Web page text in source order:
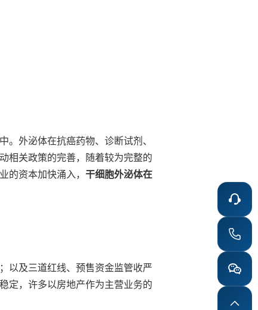
。外泌体在抗癌药物、诊断试剂、
相关政策的完善，随着较为完整的
的资本加快涌入， 干细胞外泌体在
以及三道红线、预售资金监管收严
定，许多以房地产作为主营业务的